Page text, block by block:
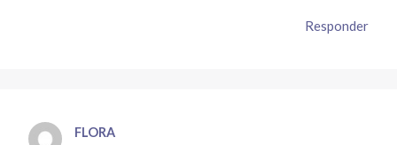
Responder
FLORA